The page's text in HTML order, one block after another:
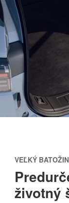
VEĽKÝ
životný